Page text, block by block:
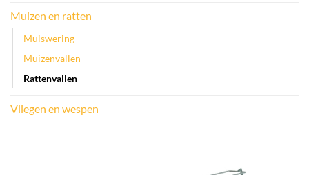
Muizen en ratten
Muiswering
Muizenvallen
Rattenvallen
Vliegen en wespen